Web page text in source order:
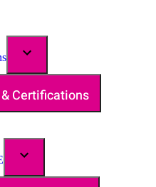
Certifications